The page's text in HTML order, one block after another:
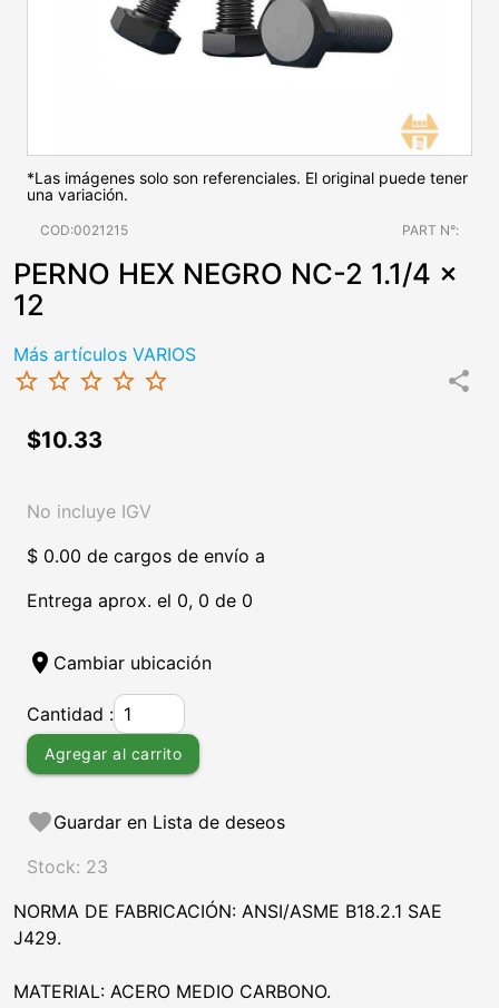
*Las imágenes solo son referenciales. El original puede tener
una variación.
COD:0021215 PART N°:
PERNO HEX NEGRO NC-2 1.1/4 x
12
Más artículos VARIOS
star_border star_border star_border star_border star_border share
$10.33
No incluye IGV
$ 0.00 de cargos de envío a
Entrega aprox. el 0, 0 de 0
location_on Cambiar ubicación
Cantidad :
Agregar al carrito
favoriteGuardar en Lista de deseos
Stock: 23
NORMA DE FABRICACIÓN: ANSI/ASME B18.2.1 SAE
J429.
MATERIAL: ACERO MEDIO CARBONO.